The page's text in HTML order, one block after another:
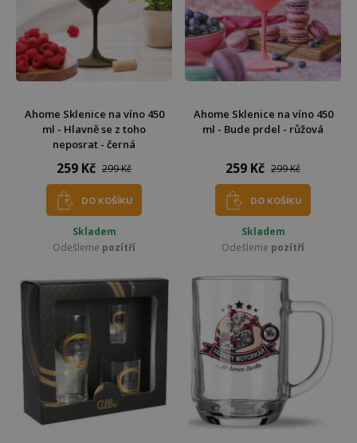
Ahome Sklenice na víno 450
ml - Hlavně se z toho
neposrat - černá
259 Kč 299 Kč
DO KOŠÍKU
Skladem
Odešleme pozítří
Ahome Sklenice na víno 450
ml - Bude prdel - růžová
259 Kč 299 Kč
DO KOŠÍKU
Skladem
Odešleme pozítří